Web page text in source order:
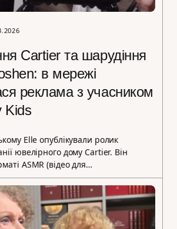
Cartier та шарудіння
в мережі
реклама з учасником
Kids
Elle опублікували ролик
ювелірного дому Cartier. Він
ASMR (відео для…